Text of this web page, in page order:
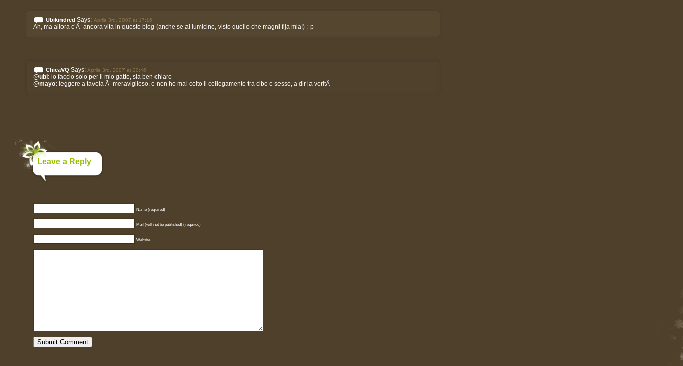
Ubikindred Says: Aprile 3rd, 2007 at 17:16
Ah, ma allora c’Ã¨ ancora vita in questo blog (anche se al lumicino, visto quello che magni fija mia!) ;-p
ChicaVQ Says: Aprile 3rd, 2007 at 20:46
@ubi: lo faccio solo per il mio gatto, sia ben chiaro
@mayo: leggere a tavola Ã¨ meraviglioso, e non ho mai colto il collegamento tra cibo e sesso, a dir la veritÃ
Leave a Reply
Name (required)
Mail (will not be published) (required)
Website